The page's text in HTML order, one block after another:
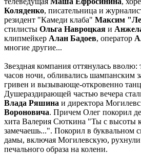
Коляденко, писательница и
резидент "Камеди клаба" Максим
стилисты Ольга Навроцкая и
клипмейкер Алан Бадоев, оператор
многие другие...
Звездная компания оттянулась вволю:
часов ночи, обливались шампанским
гривен и вызывающе-откровенно
Душераздирающей частью вечера
Влада Ряшина и директора
Вороновича. Причем Олег покорил
хита Валерия Сюткина "Ты с высоты
замечаешь...". Покорил в буквальном
дамы, включая Могилевскую,
печального образа на колени.